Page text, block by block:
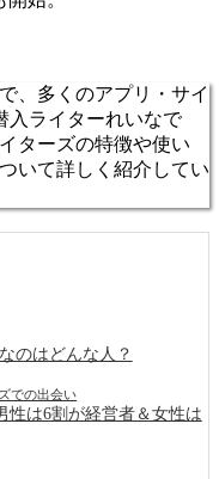
、多くのアプリ・サイ
入ライターれいなで
ターズの特徴や使い
いて詳しく紹介してい
のはどんな人？
での出会い
性は6割が経営者＆女性は